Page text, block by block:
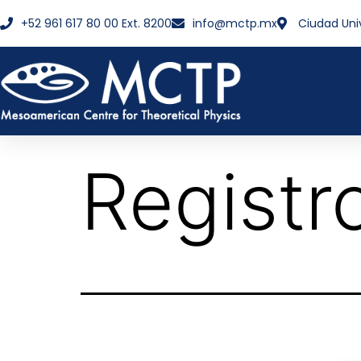
+52 961 617 80 00 Ext. 8200 info@mctp.mx Ciudad